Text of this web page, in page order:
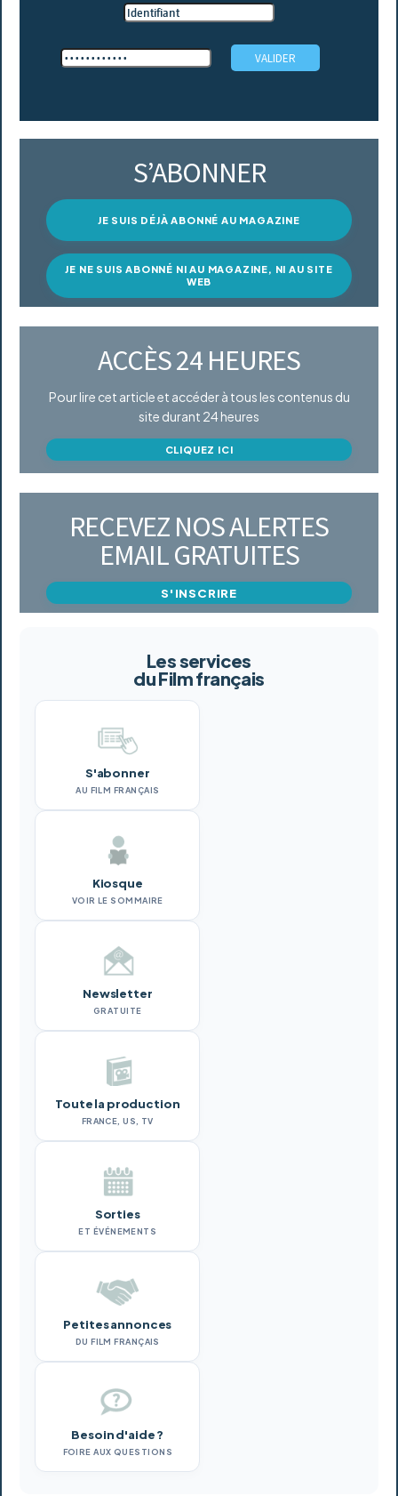
S’ABONNER
JE SUIS DÉJÀ ABONNÉ AU MAGAZINE
JE NE SUIS ABONNÉ NI AU MAGAZINE, NI AU SITE
WEB
ACCÈS 24 HEURES
Pour lire cet article et accéder à tous les contenus du
site durant 24 heures
CLIQUEZ ICI
RECEVEZ NOS ALERTES
EMAIL GRATUITES
S'INSCRIRE
Les services
du Film français
S'abonner
AU FILM FRANÇAIS
Kiosque
VOIR LE SOMMAIRE
Newsletter
GRATUITE
Toute la production
FRANCE, US, TV
Sorties
ET ÉVÉNEMENTS
Petites annonces
DU FILM FRANÇAIS
Besoin d'aide ?
FOIRE AUX QUESTIONS